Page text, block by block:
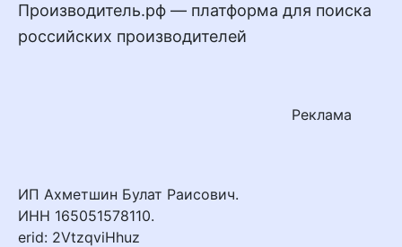
Производитель.рф — платформа для поиска
российских производителей
Реклама
ИП Ахметшин Булат Раисович.
ИНН 165051578110.
erid: 2VtzqviHhuz